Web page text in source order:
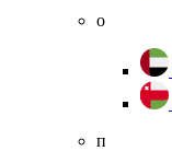
о
п